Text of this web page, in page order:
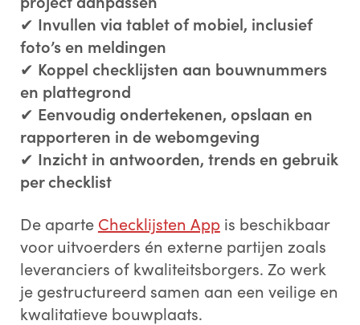
✔ Invullen via tablet of mobiel, inclusief
foto’s en meldingen
✔ Koppel checklijsten aan bouwnummers
en plattegrond
✔ Eenvoudig ondertekenen, opslaan en
rapporteren in de webomgeving
✔ Inzicht in antwoorden, trends en gebruik
per checklist
De aparte Checklijsten Appis beschikbaar
voor uitvoerders én externe partijen zoals
leveranciers of kwaliteitsborgers. Zo werk
je gestructureerd samen aan een veilige en
kwalitatieve bouwplaats.
*Bedrijfsnaam:
*Functietitel:
*Land: